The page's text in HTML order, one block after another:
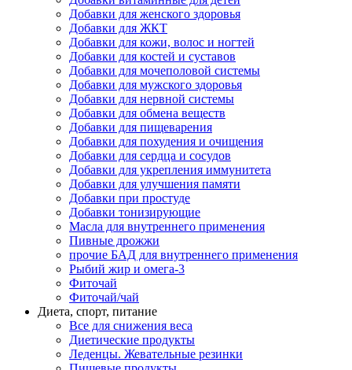
Добавки для женского здоровья
Добавки для ЖКТ
Добавки для кожи, волос и ногтей
Добавки для костей и суставов
Добавки для мочеполовой системы
Добавки для мужского здоровья
Добавки для нервной системы
Добавки для обмена веществ
Добавки для пищеварения
Добавки для похудения и очищения
Добавки для сердца и сосудов
Добавки для укрепления иммунитета
Добавки для улучшения памяти
Добавки при простуде
Добавки тонизирующие
Масла для внутреннего применения
Пивные дрожжи
прочие БАД для внутреннего применения
Рыбий жир и омега-3
Фиточай
Фиточай/чай
Диета, спорт, питание
Все для снижения веса
Диетические продукты
Леденцы. Жевательные резинки